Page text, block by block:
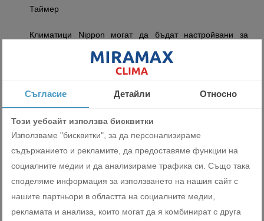
Таймер
Климатици Nippon могат да бъдат настройвани за
време на денонощието.
В режим на охлаждане вентилационната клапа се
вдига нагоре, студеният въздух се концентрира и се
издига нагоре и след това бавно пада надолу, като се
създава ефект на охлаждане, подобен на
разпределение на въздушната струя чрез душ.
Съгласие Детайли Относно
Този уебсайт използва бисквитки
Използваме "бисквитки", за да персонализираме
съдържанието и рекламите, да предоставяме функции на
социалните медии и да анализираме трафика си. Също така
споделяме информация за използването на нашия сайт с
нашите партньори в областта на социалните медии,
рекламата и анализа, които могат да я комбинират с друга